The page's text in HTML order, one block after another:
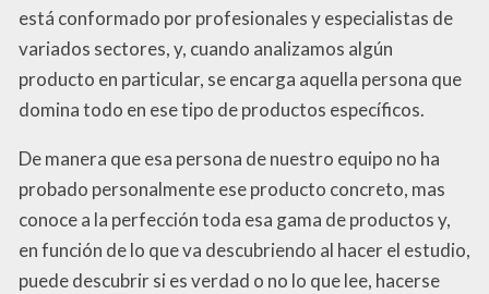
está conformado por profesionales y especialistas de
variados sectores, y, cuando analizamos algún
producto en particular, se encarga aquella persona que
domina todo en ese tipo de productos específicos.
De manera que esa persona de nuestro equipo no ha
probado personalmente ese producto concreto, mas
conoce a la perfección toda esa gama de productos y,
en función de lo que va descubriendo al hacer el estudio,
puede descubrir si es verdad o no lo que lee, hacerse